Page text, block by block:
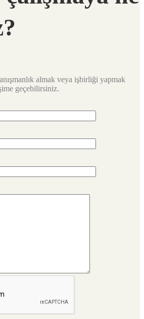
almak veya işbirliği yapmak
geçebilirsiniz.